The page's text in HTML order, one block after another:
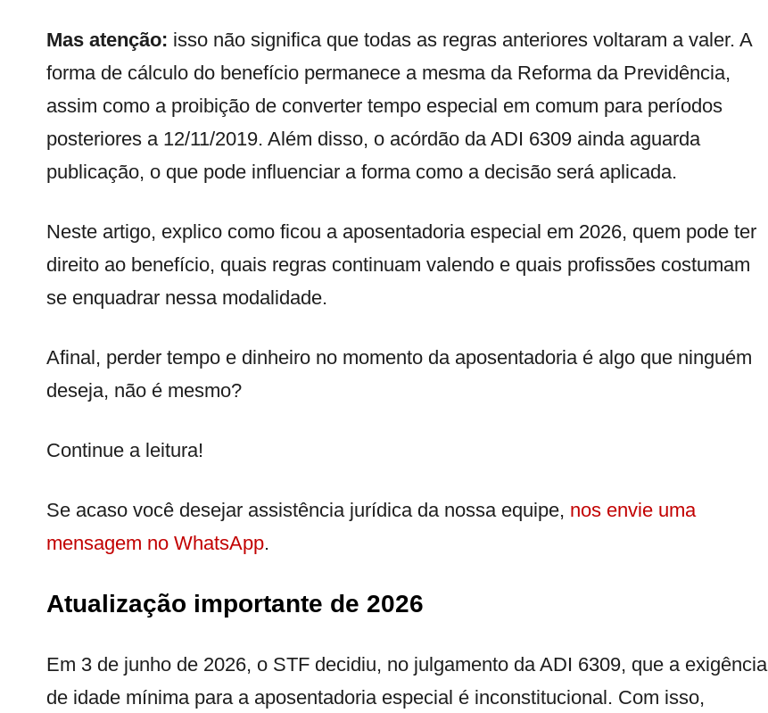
Mas atenção: isso não significa que todas as regras anteriores voltaram a valer. A
forma de cálculo do benefício permanece a mesma da Reforma da Previdência,
assim como a proibição de converter tempo especial em comum para períodos
posteriores a 12/11/2019. Além disso, o acórdão da ADI 6309 ainda aguarda
publicação, o que pode influenciar a forma como a decisão será aplicada.
Neste artigo, explico como ficou a aposentadoria especial em 2026, quem pode ter
direito ao benefício, quais regras continuam valendo e quais profissões costumam
se enquadrar nessa modalidade.
Afinal, perder tempo e dinheiro no momento da aposentadoria é algo que ninguém
deseja, não é mesmo?
Continue a leitura!
Se acaso você desejar assistência jurídica da nossa equipe, nos envie uma
mensagem no WhatsApp.
Atualização importante de 2026
Em 3 de junho de 2026, o STF decidiu, no julgamento da ADI 6309, que a exigência
de idade mínima para a aposentadoria especial é inconstitucional. Com isso,